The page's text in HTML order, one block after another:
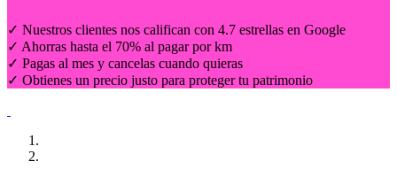
✓ Nuestros clientes nos califican con 4.7 estrellas en Google
✓ Ahorras hasta el 70% al pagar por km
✓ Pagas al mes y cancelas cuando quieras
✓ Obtienes un precio justo para proteger tu patrimonio